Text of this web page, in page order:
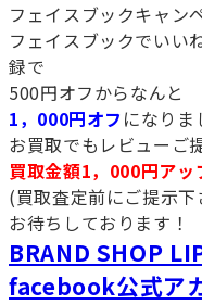
フェイスブックキャン
フェイスブックでい
録で
500円オフからなんと
1，000円オフ になりま
お買取でもレビューご
買取金額1，000円アッ
(買取査定前にご提示下
お待ちしております！
BRAND SHOP
facebook公式ア